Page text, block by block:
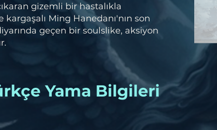
gizemli bir hastalıkla
kargaşalı Ming Hanedanı'nın son
geçen bir soulslike, aksiyon
Yama Bilgileri